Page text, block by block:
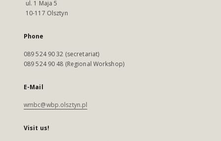
ul. 1 Maja 5
10-117 Olsztyn
Phone
089 524 90 32 (secretariat)
089 524 90 48 (Regional Workshop)
E-Mail
wmbc@wbp.olsztyn.pl
Visit us!